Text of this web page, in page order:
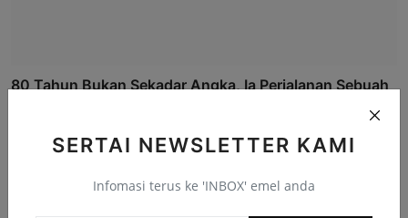
SERTAI NEWSLETTER KAMI
Infomasi terus ke 'INBOX' emel anda
80 Tahun Bukan Sekadar Angka, Ia Perjalanan Sebuah